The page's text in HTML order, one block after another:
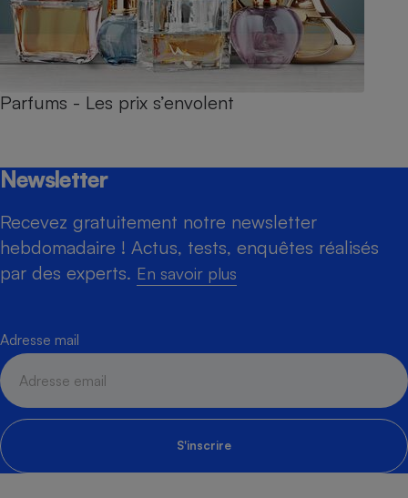
Parfums - Les prix s’envolent
Newsletter
Recevez gratuitement notre newsletter
hebdomadaire ! Actus, tests, enquêtes réalisés
par des experts. En savoir plus
Adresse mail
S'inscrire